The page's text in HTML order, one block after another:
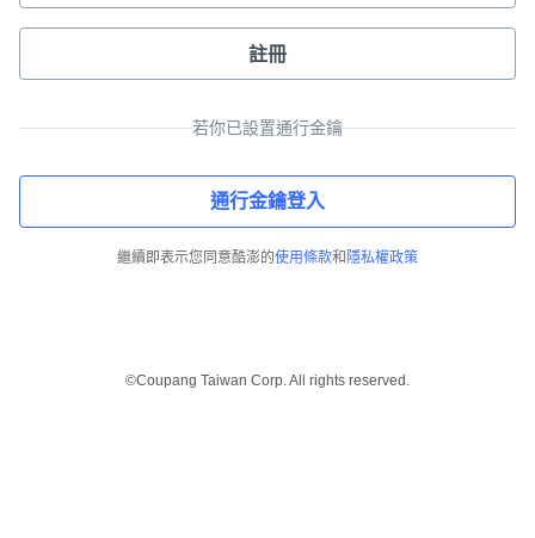
註冊
若你已設置通行金鑰
通行金鑰登入
繼續即表示您同意酷澎的使用條款和 隱私權政策
©Coupang Taiwan Corp. All rights reserved.